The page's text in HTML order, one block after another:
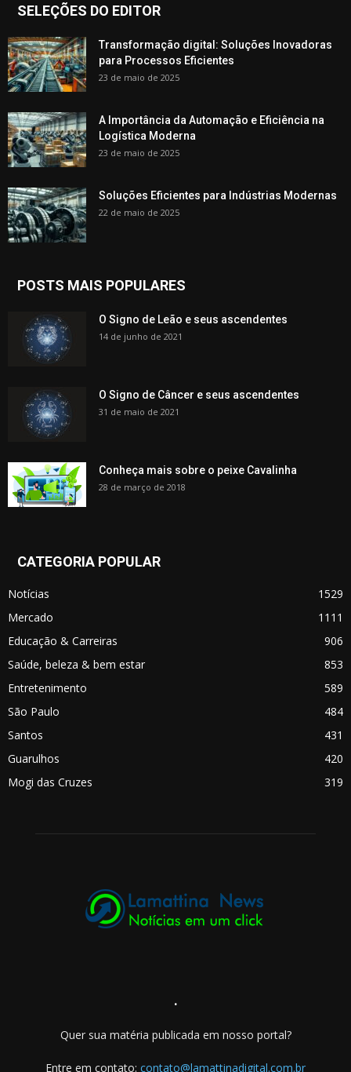
SELEÇÕES DO EDITOR
Transformação digital: Soluções Inovadoras
para Processos Eficientes
23 de maio de 2025
A Importância da Automação e Eficiência na
Logística Moderna
23 de maio de 2025
Soluções Eficientes para Indústrias Modernas
22 de maio de 2025
POSTS MAIS POPULARES
O Signo de Leão e seus ascendentes
14 de junho de 2021
O Signo de Câncer e seus ascendentes
31 de maio de 2021
Conheça mais sobre o peixe Cavalinha
28 de março de 2018
CATEGORIA POPULAR
Notícias
1529
Mercado
1111
Educação & Carreiras
906
Saúde, beleza & bem estar
853
Entretenimento
589
São Paulo
484
Santos
431
Guarulhos
420
Mogi das Cruzes
319
.
Quer sua matéria publicada em nosso portal?
Entre em contato: contato@lamattinadigital.com.br